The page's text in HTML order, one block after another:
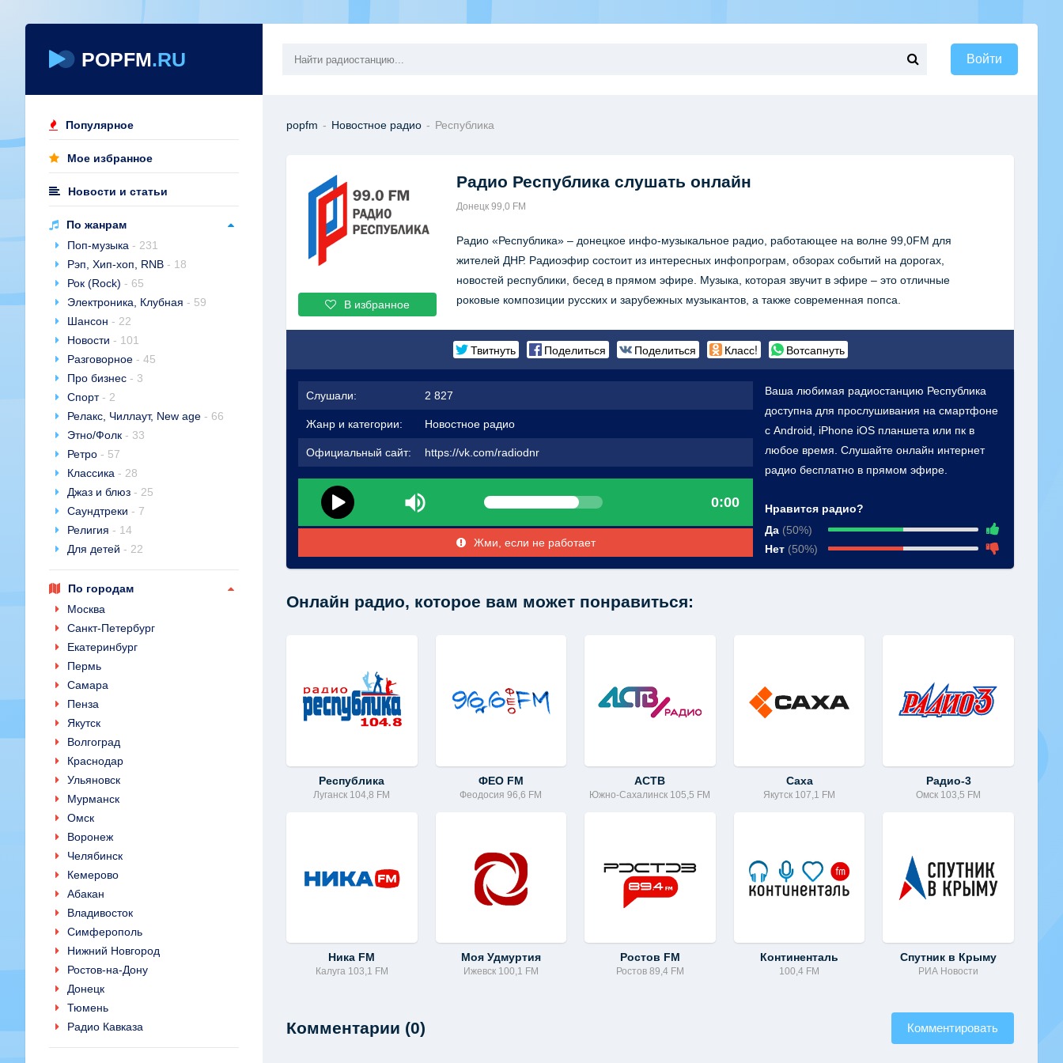
POPFM.RU
Популярное
Мое избранное
Новости и статьи
По жанрам
Поп-музыка - 231
Рэп, Хип-хоп, RNB - 18
Рок (Rock) - 65
Электроника, Клубная - 59
Шансон - 22
Новости - 101
Разговорное - 45
Про бизнес - 3
Спорт- 2
Релакс, Чиллаут, New age - 66
Этно/Фолк - 33
Ретро - 57
Классика - 28
Джаз и блюз - 25
Саундтреки - 7
Религия - 14
Для детей - 22
По городам
Москва
Санкт-Петербург
Екатеринбург
Пермь
Самара
Пенза
Якутск
Волгоград
Краснодар
Ульяновск
Мурманск
Омск
Воронеж
Челябинск
Кемерово
Абакан
Владивосток
Симферополь
Нижний Новгород
Ростов-на-Дону
Донецк
Тюмень
Радио Кавказа
Войти
popfm - Новостное радио - Республика
В избранное
Радио Республика слушать онлайн
Донецк 99,0 FM
Радио «Республика» – донецкое инфо-музыкальное радио, работающее на волне 99,0FM для
жителей ДНР. Радиоэфир состоит из интересных инфопрограм, обзорах событий на дорогах,
новостей республики, бесед в прямом эфире. Музыка, которая звучит в эфире – это отличные
роковые композиции русских и зарубежных музыкантов, а также современная попса.
Твитнуть Поделиться Поделиться Класс! Вотсапнуть
Слушали: 2 827
Жанр и категории: Новостное радио
Официальный сайт: https://vk.com/radiodnr
0:00
Жми, если не работает
Ваша любимая радиостанцию Республика
доступна для прослушивания на смартфоне
с Android, iPhone iOS планшета или пк в
любое время. Слушайте онлайн интернет
радио бесплатно в прямом эфире.
Нравится радио?
Да (50%)
Нет (50%)
Онлайн радио, которое вам может понравиться:
Республика
Луганск 104,8 FM
ФЕО FM
Феодосия 96,6 FM
АСТВ
Южно-Сахалинск 105,5 FM
Саха
Якутск 107,1 FM
Радио-3
Омск 103,5 FM
Ника FM
Калуга 103,1 FM
Моя Удмуртия
Ижевск 100,1 FM
Ростов FM
Ростов 89,4 FM
Континенталь
100,4 FM
Спутник в Крыму
РИА Новости
Комментарии (0) Комментировать